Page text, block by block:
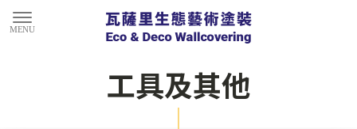
工具及其他